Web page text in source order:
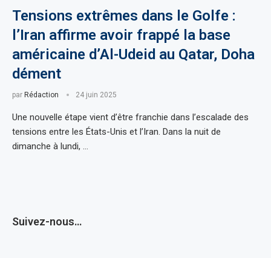
Tensions extrêmes dans le Golfe :
l’Iran affirme avoir frappé la base
américaine d’Al-Udeid au Qatar, Doha
dément
par Rédaction 24 juin 2025
Une nouvelle étape vient d’être franchie dans l’escalade des
tensions entre les États-Unis et l’Iran. Dans la nuit de
dimanche à lundi, …
Suivez-nous…